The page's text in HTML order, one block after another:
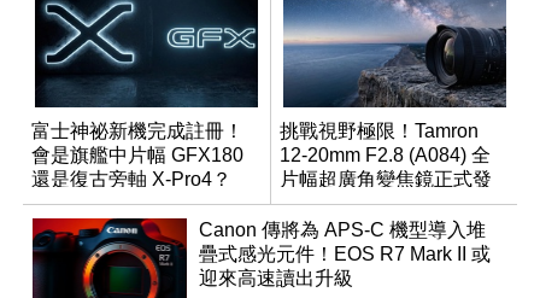
富士神祕新機完成註冊！
會是旗艦中片幅 GFX180
還是復古旁軸 X-Pro4？
挑戰視野極限！Tamron
12-20mm F2.8 (A084) 全
片幅超廣角變焦鏡正式發
表
Canon 傳將為 APS-C 機型導入堆
疊式感光元件！EOS R7 Mark II 或
迎來高速讀出升級